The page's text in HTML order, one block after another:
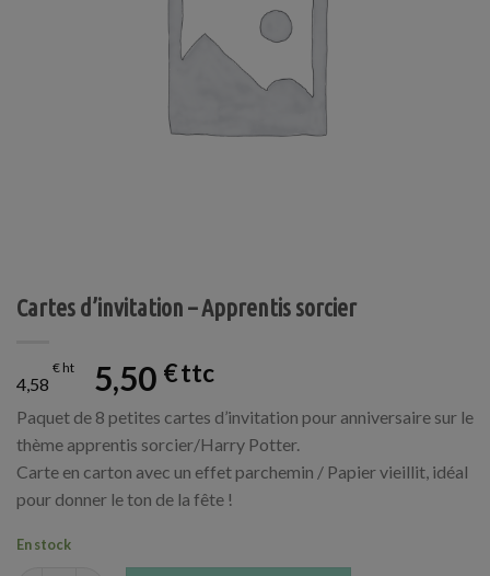
Cartes d’invitation – Apprentis sorcier
4,58
€ 5,50 €
Paquet de 8 petites cartes d’invitation pour anniversaire sur le
thème apprentis sorcier/Harry Potter.
Carte en carton avec un effet parchemin / Papier vieillit, idéal
pour donner le ton de la fête !
En stock